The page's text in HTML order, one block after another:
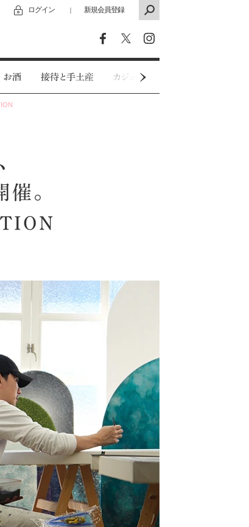
ログイン ｜ 新規会員登録
お酒 接待と手土産 カジュアルウェア
。